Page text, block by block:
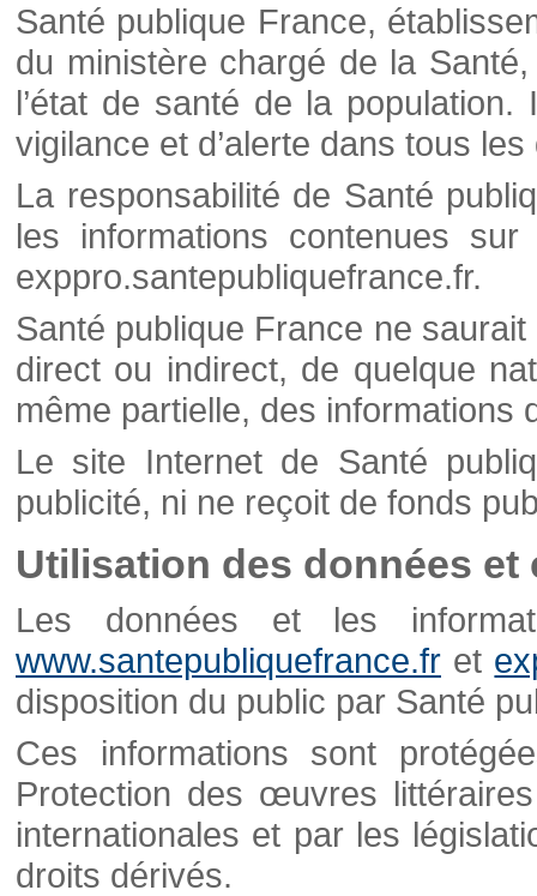
Santé publique France,
du ministère chargé de la
l’état de santé de la
vigilance et d’alerte dans tous
La responsabilité de Santé
les informations contenues
exppro.santepubliquefrance.fr.
Santé publique France ne
direct ou indirect, de quelque
même partielle, des informations
Le site Internet de Santé
publicité, ni ne reçoit de fonds
Utilisation des données et
Les données et les
www.santepubliquefrance.fr et
disposition du public par Santé
Ces informations sont
Protection des œuvres
internationales et par les
droits dérivés.